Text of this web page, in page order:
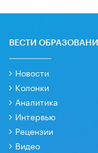
ВЕСТИ
Новости
Колонки
Аналитика
Интервью
Рецензии
Видео